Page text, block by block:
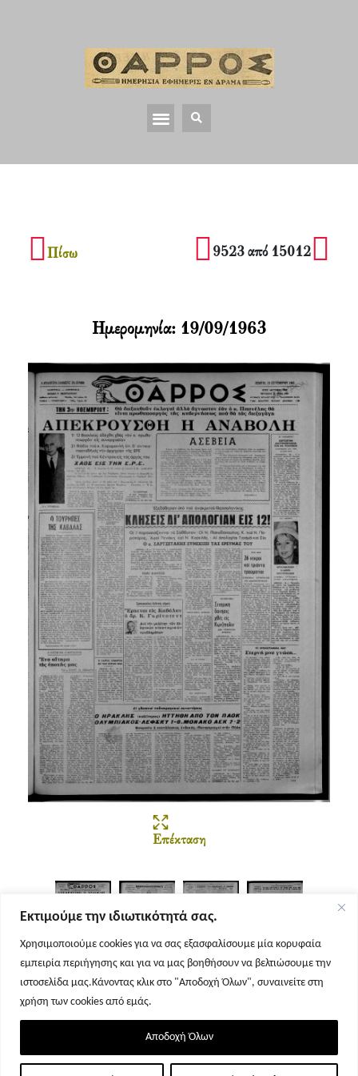
Εκτιμούμε την ιδιωτικότητά σας.
Χρησιμοποιούμε cookies για να σας εξασφαλίσουμε μία κορυφαία
εμπειρία περιήγησης και για να μας βοηθήσουν να βελτιώσουμε την
ιστοσελίδα μας.Κάνοντας κλικ στο "Αποδοχή Όλων", συναινείτε στη
χρήση των cookies από εμάς.
Αποδοχή Όλων
Πίσω 9523 από 15012
Επέκταση
Σελίδα 1 Σελίδα 2 Σελίδα 3 Σελίδα 4
Ημερομηνία: 19/09/1963